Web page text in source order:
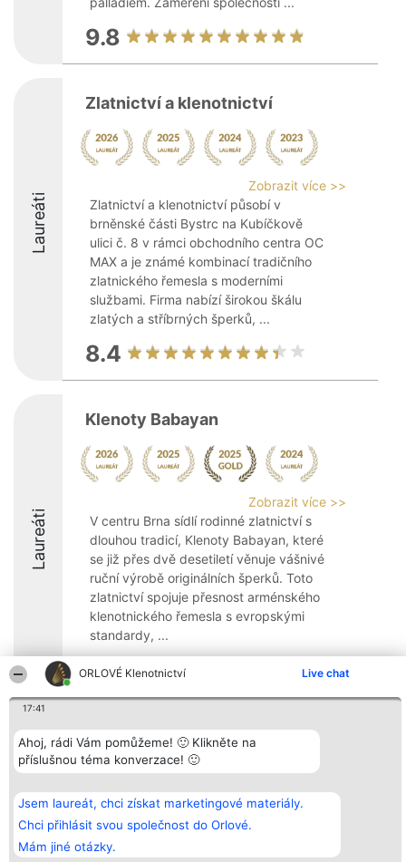
ORLOVÉ Klenotnictví Live chat
17:41
Ahoj, rádi Vám pomůžeme! 🙂 Klikněte na
příslušnou téma konverzace! 🙂
Jsem laureát, chci získat marketingové materiály.
Chci přihlásit svou společnost do Orlové.
Mám jiné otázky.
9.8
Laureáti
Zlatnictví a klenotnictví
Zobrazit více >>
Zlatnictví a klenotnictví působí v
brněnské části Bystrc na Kubíčkově
ulici č. 8 v rámci obchodního centra OC
MAX a je známé kombinací tradičního
zlatnického řemesla s moderními
službami. Firma nabízí širokou škálu
zlatých a stříbrných šperků, ...
8.4
Laureáti
Klenoty Babayan
Zobrazit více >>
V centru Brna sídlí rodinné zlatnictví s
dlouhou tradicí, Klenoty Babayan, které
se již přes dvě desetiletí věnuje vášnivé
ruční výrobě originálních šperků. Toto
zlatnictví spojuje přesnost arménského
klenotnického řemesla s evropskými
standardy, ...
10
Organizátor hlasování
Bright Side Solutions sp. z o.
o. sp. k.
ul. Ruska 22
KRS 0000749100 | Regon
381313360 | NIP 8943132676
Plebiscyt
Vítězové
Seznam všech
laureátů
Pravidla
ochrany
Kontakt